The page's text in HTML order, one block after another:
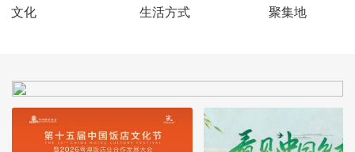
文化
生活方式
聚集地